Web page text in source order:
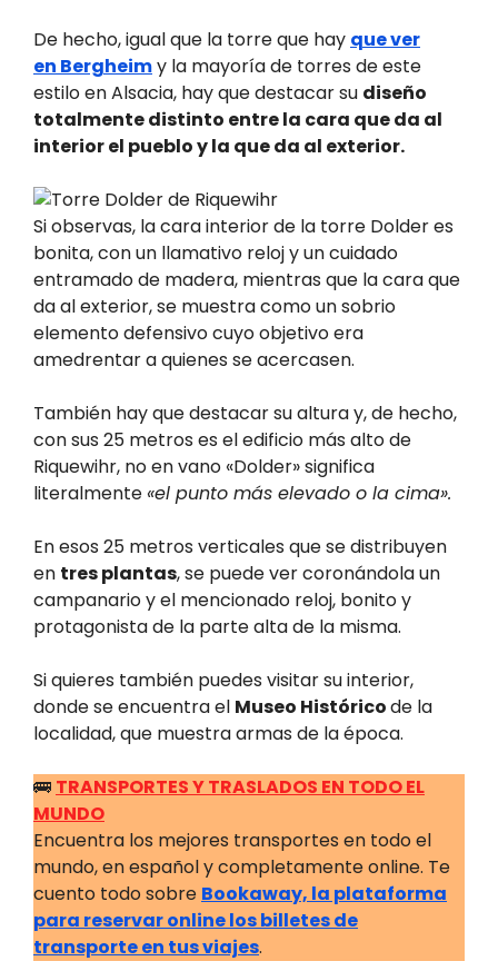
De hecho, igual que la torre que hay que ver
en Bergheimy la mayoría de torres de este
estilo en Alsacia, hay que destacar su diseño
totalmente distinto entre la cara que da al
interior el pueblo y la que da al exterior.
Si observas, la cara interior de la torre Dolder es
bonita, con un llamativo reloj y un cuidado
entramado de madera, mientras que la cara que
da al exterior, se muestra como un sobrio
elemento defensivo cuyo objetivo era
amedrentar a quienes se acercasen.
También hay que destacar su altura y, de hecho,
con sus 25 metros es el edificio más alto de
Riquewihr, no en vano «Dolder» significa
literalmente «el punto más elevado o la cima».
En esos 25 metros verticales que se distribuyen
en tres plantas, se puede ver coronándola un
campanario y el mencionado reloj, bonito y
protagonista de la parte alta de la misma.
Si quieres también puedes visitar su interior,
donde se encuentra el Museo Históricode la
localidad, que muestra armas de la época.
🚌 TRANSPORTES Y TRASLADOS EN TODO EL
MUNDO
Encuentra los mejores transportes en todo el
mundo, en español y completamente online. Te
cuento todo sobre Bookaway, la plataforma
para reservar online los billetes de
transporte en tus viajes.